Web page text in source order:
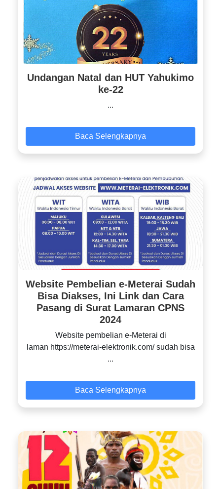
Undangan Natal dan HUT Yahukimo
ke-22
...
Baca Selengkapnya
Website Pembelian e-Meterai Sudah
Bisa Diakses, Ini Link dan Cara
Pasang di Surat Lamaran CPNS
2024
Website pembelian e-Meterai di
laman https://meterai-elektronik.com/ sudah bisa
...
Baca Selengkapnya